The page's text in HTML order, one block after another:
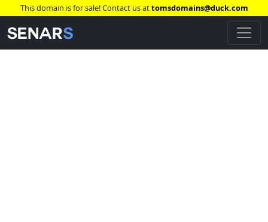
This domain is for sale! Contact us attomsdomains@duck.com